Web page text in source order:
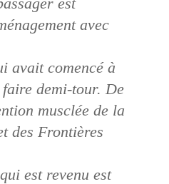
avec
avait comencé à
demi-tour. De
musclée de la
des Frontières
est revenu est